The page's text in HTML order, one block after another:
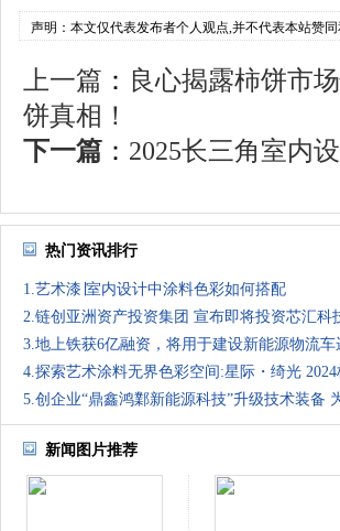
声明：本文仅代表发布者个人观点,并不代表本站赞
上一篇 ： 良心揭露柿饼市
饼真相！
下一篇 ： 2025长三角室内
热门资讯排行
1.艺术漆∣室内设计中涂料色彩如何搭配
2.链创亚洲资产投资集团 宣布即将投资芯汇科
3.地上铁获6亿融资，将用于建设新能源物流车
4.探索艺术涂料无界色彩空间:星际・绮光
5.创企业“鼎鑫鸿鄴新能源科技”升级技术装备
新闻图片推荐